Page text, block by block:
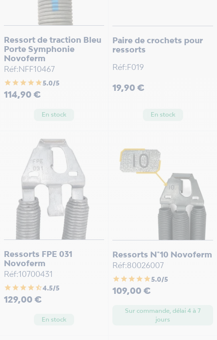
Ressort de traction Bleu
Porte Symphonie
Novoferm
Réf:NFF10467
star star star star star5.0/5
Prix
114,90 €
En stock
Paire de crochets pour
ressorts
Réf:F019
Prix
19,90 €
En stock
Ressorts FPE 031
Novoferm
Réf:10700431
star star star star star_half4.5/5
Prix
129,00 €
En stock
Ressorts N°10 Novoferm
Réf:80026007
star star star star star5.0/5
Prix
109,00 €
Sur commande, délai 4 à 7
jours